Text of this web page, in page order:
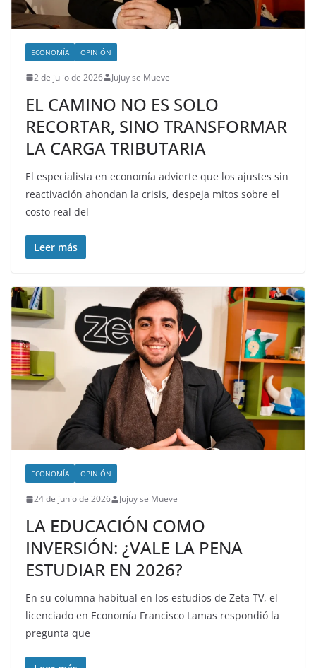
ECONOMÍA OPINIÓN
2 de julio de 2026 Jujuy se Mueve
EL CAMINO NO ES SOLO
RECORTAR, SINO TRANSFORMAR
LA CARGA TRIBUTARIA
El especialista en economía advierte que los ajustes sin
reactivación ahondan la crisis, despeja mitos sobre el
costo real del
Leer más
ECONOMÍA OPINIÓN
24 de junio de 2026 Jujuy se Mueve
LA EDUCACIÓN COMO
INVERSIÓN: ¿VALE LA PENA
ESTUDIAR EN 2026?
En su columna habitual en los estudios de Zeta TV, el
licenciado en Economía Francisco Lamas respondió la
pregunta que